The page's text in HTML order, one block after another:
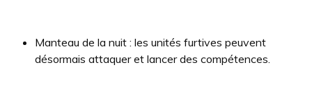
Manteau de la nuit : les unités furtives peuvent
désormais attaquer et lancer des compétences.